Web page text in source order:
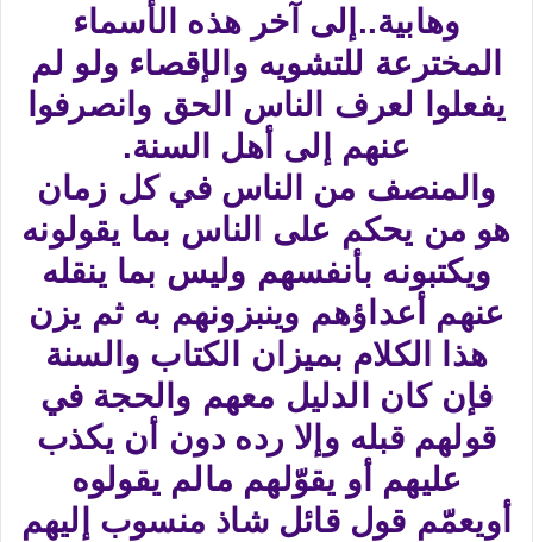
وهابية..إلى آخر هذه الأسماء
المخترعة للتشويه والإقصاء ولو لم
يفعلوا لعرف الناس الحق وانصرفوا
عنهم إلى أهل السنة.
والمنصف من الناس في كل زمان
هو من يحكم على الناس بما يقولونه
ويكتبونه بأنفسهم وليس بما ينقله
عنهم أعداؤهم وينبزونهم به ثم يزن
هذا الكلام بميزان الكتاب والسنة
فإن كان الدليل معهم والحجة في
قولهم قبله وإلا رده دون أن يكذب
عليهم أو يقوّلهم مالم يقولوه
أويعمّم قول قائل شاذ منسوب إليهم